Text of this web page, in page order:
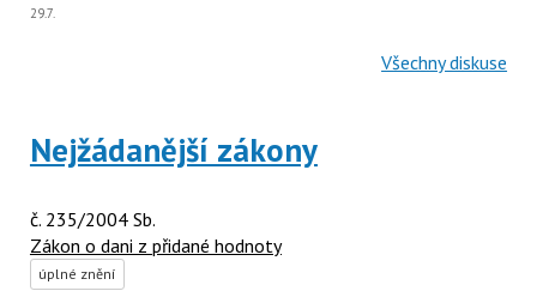
Poslední
29.7.
Všechny diskuse
Nejžádanější zákony
č. 235/2004 Sb.
Zákon o dani z přidané hodnoty
úplné znění